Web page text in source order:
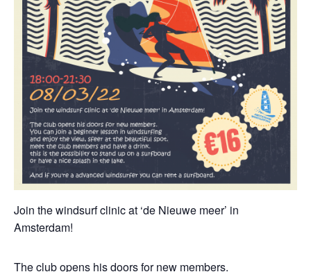
Join the windsurf clinic at ‘de Nieuwe meer’ in
Amsterdam!
The club opens his doors for new members.